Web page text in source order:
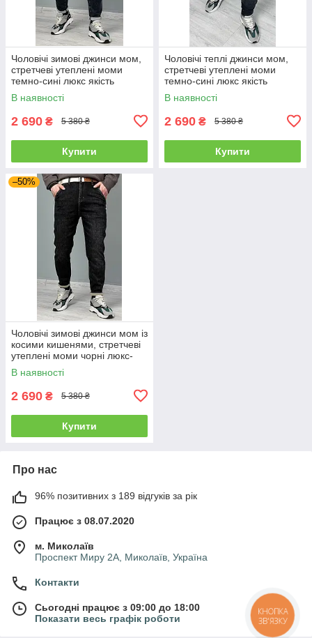
Чоловічі зимові джинси мом,
стретчеві утеплені моми
темно-сині люкс якість
В наявності
2 690 ₴ 5 380 ₴
Купити
Чоловічі теплі джинси мом,
стретчеві утеплені моми
темно-сині люкс якість
В наявності
2 690 ₴ 5 380 ₴
Купити
–50%
Чоловічі зимові джинси мом із
косими кишенями, стретчеві
утеплені моми чорні люкс-
якість
В наявності
2 690 ₴ 5 380 ₴
Купити
Про нас
96% позитивних з 189 відгуків за рік
Працює з 08.07.2020
м. Миколаїв
Проспект Миру 2А, Миколаїв, Україна
Контакти
Сьогодні працює з 09:00 до 18:00
Показати весь графік роботи
КНОПКА
ЗВ'ЯЗКУ